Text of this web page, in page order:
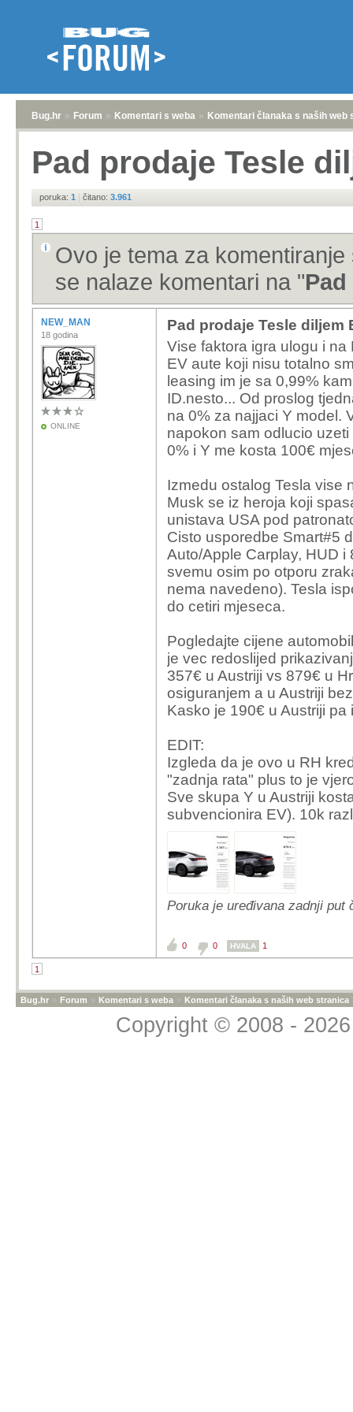
Bug.hr » Forum » Komentari s weba » Komentari članaka s naših web
Pad prodaje Tesle
poruka: 1 | čitano: 3.961
1
Ovo je tema za
se nalaze komentari na "
NEW_MAN
18 godina
ONLINE
Pad prodaje Tesle diljem
Vise faktora igra ulogu i
EV aute koji nisu totalno
leasing im je sa 0,99%
ID.nesto... Od proslog
na 0% za najjaci Y model.
napokon sam odlucio
0% i Y me kosta 100€
Izmedu ostalog Tesla vise
Musk se iz heroja koji
unistava USA pod
Cisto usporedbe Smart#5
Auto/Apple Carplay, HUD
svemu osim po otporu
nema navedeno). Tesla
do cetiri mjeseca.
Pogledajte cijene
je vec redoslijed
357€ u Austriji vs 879€ u
osiguranjem a u Austriji
Kasko je 190€ u Austriji
EDIT:
Izgleda da je ovo u RH
"zadnja rata" plus to je
Sve skupa Y u Austriji
subvencionira EV). 10k
Poruka je uređivana zadnji put
0 0 HVALA 1
1
Bug.hr » Forum » Komentari s weba » Komentari članaka s naših web stranica
Copyright © 2008 -